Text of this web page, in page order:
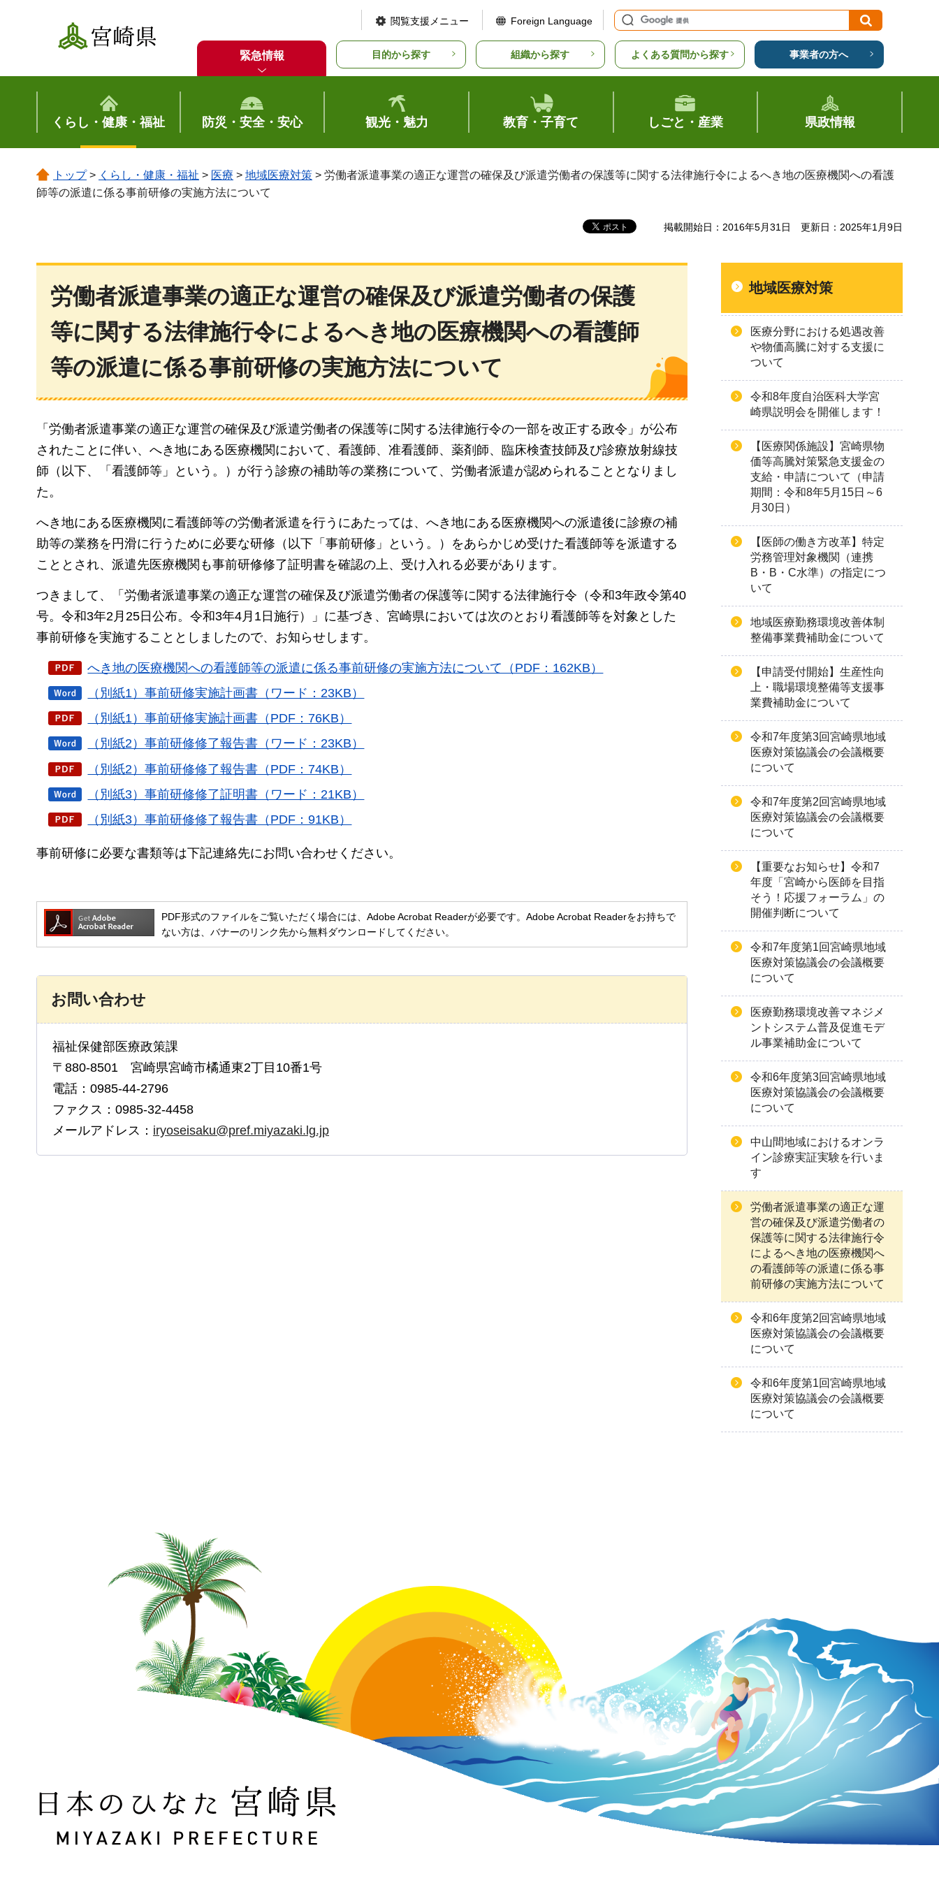
宮崎県
閲覧支援メニュー Foreign Language
緊急情報 目的から探す 組織から探す よくある質問から探す 事業者の方へ
くらし・健康・福祉 防災・安全・安心 観光・魅力 教育・子育て しごと・産業 県政情報
トップ> くらし・健康・福祉 > 医療 > 地域医療対策 > 労働者派遣事業の適正な運営の確保及び派遣労働者の保護等に関する法律施行令によるへき地の医療機関への看護
師等の派遣に係る事前研修の実施方法について
掲載開始日：2016年5月31日 更新日：2025年1月9日
労働者派遣事業の適正な運営の確保及び派遣労働者の保護
等に関する法律施行令によるへき地の医療機関への看護師
等の派遣に係る事前研修の実施方法について
「労働者派遣事業の適正な運営の確保及び派遣労働者の保護等に関する法律施行令の一部を改正する政令」が公布
されたことに伴い、へき地にある医療機関において、看護師、准看護師、薬剤師、臨床検査技師及び診療放射線技
師（以下、「看護師等」という。）が行う診療の補助等の業務について、労働者派遣が認められることとなりまし
た。
へき地にある医療機関に看護師等の労働者派遣を行うにあたっては、へき地にある医療機関への派遣後に診療の補
助等の業務を円滑に行うために必要な研修（以下「事前研修」という。）をあらかじめ受けた看護師等を派遣する
こととされ、派遣先医療機関も事前研修修了証明書を確認の上、受け入れる必要があります。
つきまして、「労働者派遣事業の適正な運営の確保及び派遣労働者の保護等に関する法律施行令（令和3年政令第40
号。令和3年2月25日公布。令和3年4月1日施行）」に基づき、宮崎県においては次のとおり看護師等を対象とした
事前研修を実施することとしましたので、お知らせします。
へき地の医療機関への看護師等の派遣に係る事前研修の実施方法について（PDF：162KB）
（別紙1）事前研修実施計画書（ワード：23KB）
（別紙1）事前研修実施計画書（PDF：76KB）
（別紙2）事前研修修了報告書（ワード：23KB）
（別紙2）事前研修修了報告書（PDF：74KB）
（別紙3）事前研修修了証明書（ワード：21KB）
（別紙3）事前研修修了報告書（PDF：91KB）
事前研修に必要な書類等は下記連絡先にお問い合わせください。
PDF形式のファイルをご覧いただく場合には、Adobe Acrobat Readerが必要です。Adobe Acrobat Readerをお持ちで
ない方は、バナーのリンク先から無料ダウンロードしてください。
お問い合わせ
福祉保健部医療政策課
〒880-8501 宮崎県宮崎市橘通東2丁目10番1号
電話：0985-44-2796
ファクス：0985-32-4458
メールアドレス： iryoseisaku@pref.miyazaki.lg.jp
地域医療対策
医療分野における処遇改善
や物価高騰に対する支援に
ついて
令和8年度自治医科大学宮
崎県説明会を開催します！
【医療関係施設】宮崎県物
価等高騰対策緊急支援金の
支給・申請について（申請
期間：令和8年5月15日～6
月30日）
【医師の働き方改革】特定
労務管理対象機関（連携
B・B・C水準）の指定につ
いて
地域医療勤務環境改善体制
整備事業費補助金について
【申請受付開始】生産性向
上・職場環境整備等支援事
業費補助金について
令和7年度第3回宮崎県地域
医療対策協議会の会議概要
について
令和7年度第2回宮崎県地域
医療対策協議会の会議概要
について
【重要なお知らせ】令和7
年度「宮崎から医師を目指
そう！応援フォーラム」の
開催判断について
令和7年度第1回宮崎県地域
医療対策協議会の会議概要
について
医療勤務環境改善マネジメ
ントシステム普及促進モデ
ル事業補助金について
令和6年度第3回宮崎県地域
医療対策協議会の会議概要
について
中山間地域におけるオンラ
イン診療実証実験を行いま
す
労働者派遣事業の適正な運
営の確保及び派遣労働者の
保護等に関する法律施行令
によるへき地の医療機関へ
の看護師等の派遣に係る事
前研修の実施方法について
令和6年度第2回宮崎県地域
医療対策協議会の会議概要
について
令和6年度第1回宮崎県地域
医療対策協議会の会議概要
について
日本のひなた 宮崎県 MIYAZAKI PREFECTURE